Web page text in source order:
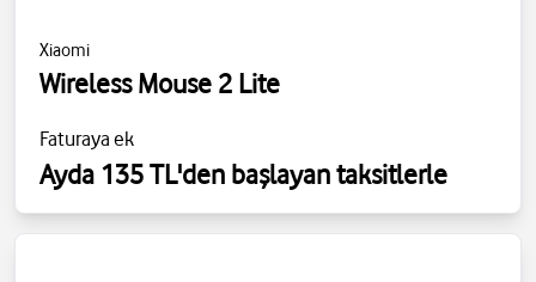
Xiaomi
Wireless Mouse 2 Lite
Faturaya ek
Ayda 135 TL'den başlayan taksitlerle